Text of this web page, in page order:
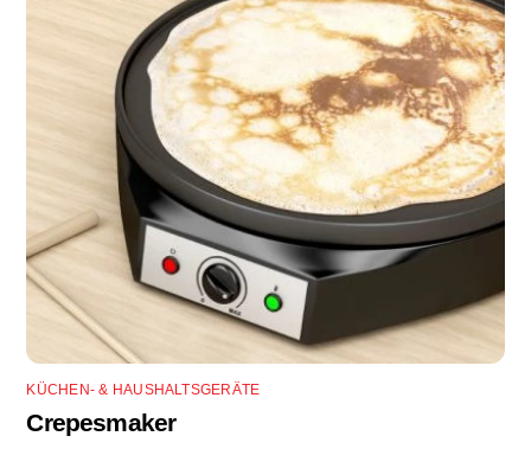
KÜCHEN- & HAUSHALTSGERÄTE
Crepesmaker